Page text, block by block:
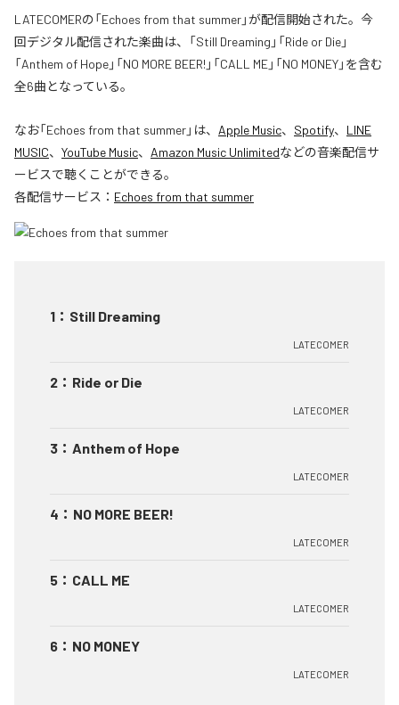
LATECOMERの「Echoes from that summer」が配信開始された。今
回デジタル配信された楽曲は、「Still Dreaming」「Ride or Die」
「Anthem of Hope」「NO MORE BEER!」「CALL ME」「NO MONEY」を含む
全6曲となっている。
なお「Echoes from that summer」は、 Apple Music、 Spotify、 LINE
MUSIC、 YouTube Music、 Amazon Music Unlimitedなどの音楽配信サ
ービスで聴くことができる。
各配信サービス： Echoes from that summer
1 ： Still Dreaming
LATECOMER
2 ： Ride or Die
LATECOMER
3 ： Anthem of Hope
LATECOMER
4 ： NO MORE BEER!
LATECOMER
5 ： CALL ME
LATECOMER
6 ： NO MONEY
LATECOMER